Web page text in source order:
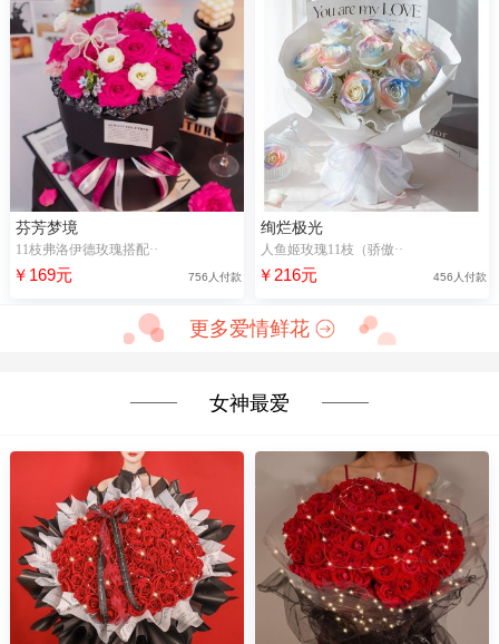
芬芳梦境
11枝弗洛伊德玫瑰搭配··
￥169元 756人付款
绚烂极光
人鱼姬玫瑰11枝（骄傲··
￥216元 456人付款
更多爱情鲜花
女神最爱